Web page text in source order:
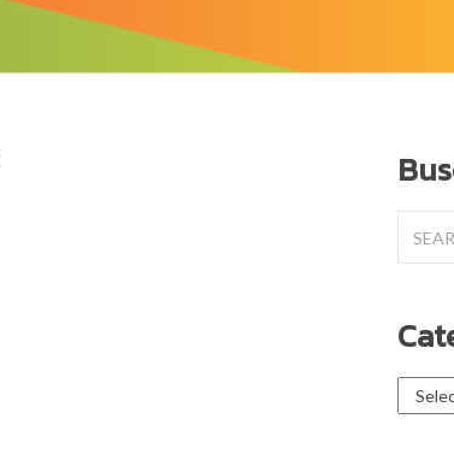
for: